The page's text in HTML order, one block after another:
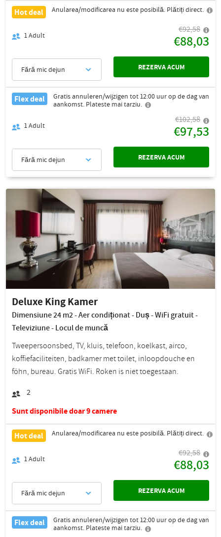
Hot deal Anularea/modificarea nu este posibilă. Plătiți direct.
1Adult
€92,58
€88,03
Fără mic dejun REZERVA ACUM
Flex deal
Gratis annuleren/wijzigen tot 12:00 uur op de dag van
aankomst. Plateste mai tarziu.
1Adult
€102,58
€97,53
Fără mic dejun REZERVA ACUM
Deluxe King Kamer
Dimensiune 24 m2 - Aer condiționat - Duș - WiFi gratuit -
Televiziune - Locul de muncă
Tweepersoonsbed, TV, kluis, telefoon, koelkast, airco,
koffiefaciliteiten, badkamer met toilet, inloopdouche en
föhn, bureau. Gratis WiFi. Roken is niet toegestaan.
2
Sunt disponibile doar 9 camere
Hot deal Anularea/modificarea nu este posibilă. Plătiți direct.
1Adult
€92,58
€88,03
Fără mic dejun REZERVA ACUM
Flex deal
Gratis annuleren/wijzigen tot 12:00 uur op de dag van
aankomst. Plateste mai tarziu.